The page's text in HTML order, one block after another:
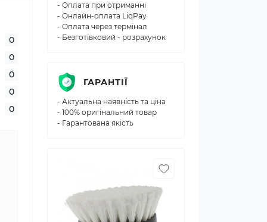
0
0
0
0
0
- Оплата при отриманні
- Онлайн-оплата LiqPay
- Оплата через термінал
- Безготівковий - розрахунок
ГАРАНТІЇ
- Актуальна наявність та ціна
- 100% оригінальний товар
- Гарантована якість